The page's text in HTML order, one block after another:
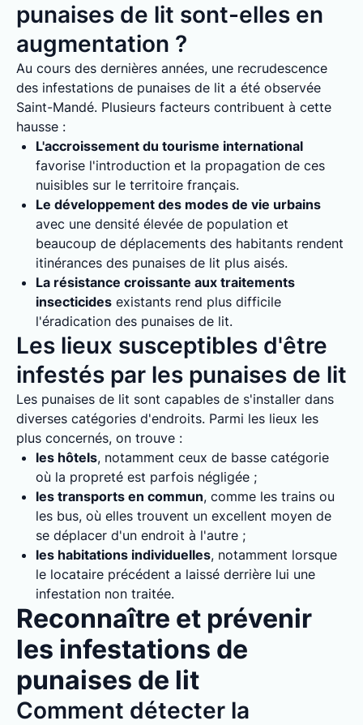
punaises de lit sont-elles en
augmentation ?
Au cours des dernières années, une recrudescence
des infestations de punaises de lit a été observée
Saint-Mandé. Plusieurs facteurs contribuent à cette
hausse :
L'accroissement du tourisme international
favorise l'introduction et la propagation de ces
nuisibles sur le territoire français.
Le développement des modes de vie urbains
avec une densité élevée de population et
beaucoup de déplacements des habitants rendent
itinérances des punaises de lit plus aisés.
La résistance croissante aux traitements
insecticides existants rend plus difficile
l'éradication des punaises de lit.
Les lieux susceptibles d'être
infestés par les punaises de lit
Les punaises de lit sont capables de s'installer dans
diverses catégories d'endroits. Parmi les lieux les
plus concernés, on trouve :
les hôtels, notamment ceux de basse catégorie
où la propreté est parfois négligée ;
les transports en commun, comme les trains ou
les bus, où elles trouvent un excellent moyen de
se déplacer d'un endroit à l'autre ;
les habitations individuelles, notamment lorsque
le locataire précédent a laissé derrière lui une
infestation non traitée.
Reconnaître et prévenir
les infestations de
punaises de lit
Comment détecter la